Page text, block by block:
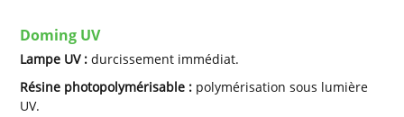
Doming UV
Lampe UV :durcissement immédiat.
Résine photopolymérisable : polymérisation sous lumière
UV.